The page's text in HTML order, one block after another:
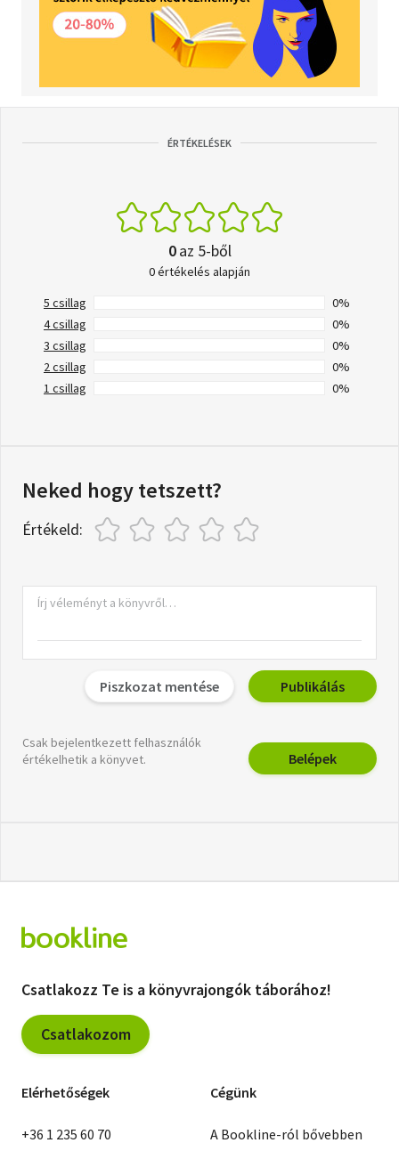
ÉRTÉKELÉSEK
0az 5-ből
0 értékelés alapján
5 csillag
0%
4 csillag
0%
3 csillag
0%
2 csillag
0%
1 csillag
0%
Neked hogy tetszett?
Értékeld:
Piszkozat mentése Publikálás
Csak bejelentkezett felhasználók
értékelhetik a könyvet.
Belépek
Csatlakozz Te is a könyvrajongók táborához!
Csatlakozom
Elérhetőségek
+36 1 235 60 70
Cégünk
A Bookline-ról bővebben